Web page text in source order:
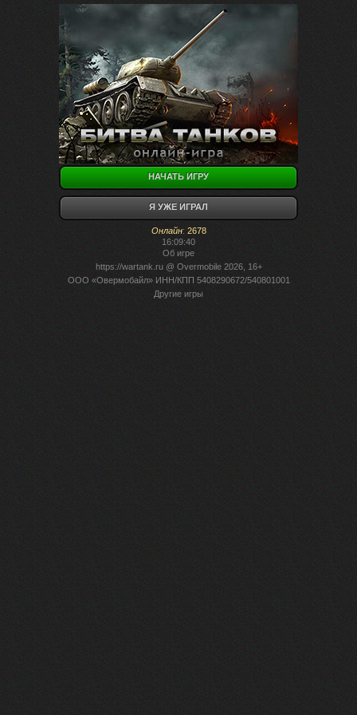
НАЧАТЬ ИГРУ
Я УЖЕ ИГРАЛ
Онлайн: 2678
16:09:40
Об игре
https://wartank.ru@ Overmobile 2026, 16+
ООО «Овермобайл» ИНН/КПП 5408290672/540801001
Другие игры